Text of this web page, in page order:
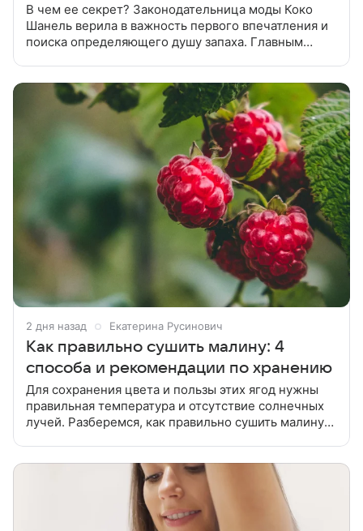
В чем ее секрет? Законодательница моды Коко
Шанель верила в важность первого впечатления и
поиска определяющего душу запаха. Главным
2 дня назад Екатерина Русинович
Как правильно сушить малину: 4
способа и рекомендации по хранению
Для сохранения цвета и пользы этих ягод нужны
правильная температура и отсутствие солнечных
лучей. Разберемся, как правильно сушить малину